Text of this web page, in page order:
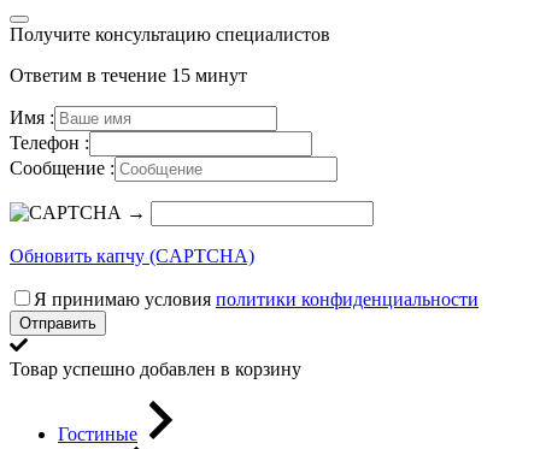
Получите консультацию специалистов
Ответим в течение 15 минут
Имя :
Телефон :
Сообщение :
→
Обновить капчу (CAPTCHA)
Я принимаю условия политики конфиденциальности
Отправить
Товар успешно добавлен в корзину
Гостиные